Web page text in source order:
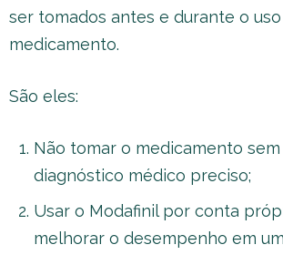
ser tomados antes e durante o
medicamento.
São eles:
Não tomar o medicamento sem
diagnóstico médico preciso;
Usar o Modafinil por conta
melhorar o desempenho em